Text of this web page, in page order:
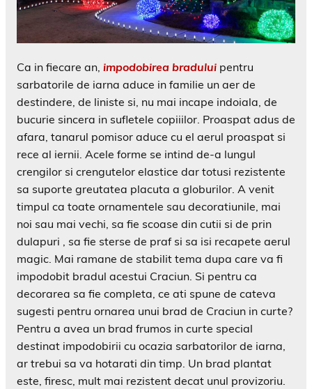
Ca in fiecare an, impodobirea bradului pentru
sarbatorile de iarna aduce in familie un aer de
destindere, de liniste si, nu mai incape indoiala, de
bucurie sincera in sufletele copiiilor. Proaspat adus de
afara, tanarul pomisor aduce cu el aerul proaspat si
rece al iernii. Acele forme se intind de-a lungul
crengilor si crengutelor elastice dar totusi rezistente
sa suporte greutatea placuta a globurilor. A venit
timpul ca toate ornamentele sau decoratiunile, mai
noi sau mai vechi, sa fie scoase din cutii si de prin
dulapuri , sa fie sterse de praf si sa isi recapete aerul
magic. Mai ramane de stabilit tema dupa care va fi
impodobit bradul acestui Craciun. Si pentru ca
decorarea sa fie completa, ce ati spune de cateva
sugesti pentru ornarea unui brad de Craciun in curte?
Pentru a avea un brad frumos in curte special
destinat impodobirii cu ocazia sarbatorilor de iarna,
ar trebui sa va hotarati din timp. Un brad plantat
este, firesc, mult mai rezistent decat unul provizoriu.